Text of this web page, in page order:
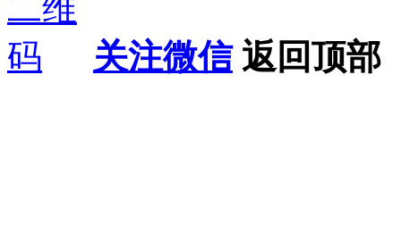
关注微信 返回顶部